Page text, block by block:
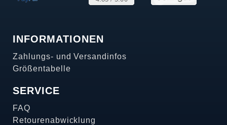
INFORMATIONEN
Zahlungs- und Versandinfos
Größentabelle
SERVICE
FAQ
Retourenabwicklung